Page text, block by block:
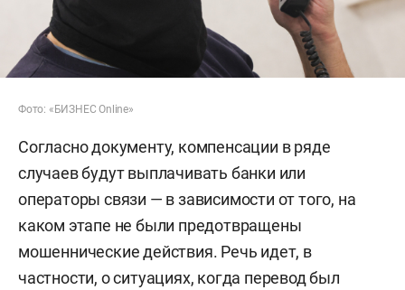
Фото: «БИЗНЕС Online»
Согласно документу, компенсации в ряде
случаев будут выплачивать банки или
операторы связи — в зависимости от того, на
каком этапе не были предотвращены
мошеннические действия. Речь идет, в
частности, о ситуациях, когда перевод был